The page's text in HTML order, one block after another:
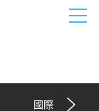
國際